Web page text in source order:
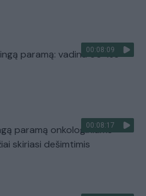
00:08:09
paramą: vadina 60-ies
00:08:17
paramą onkologiniams
skiriasi dešimtimis